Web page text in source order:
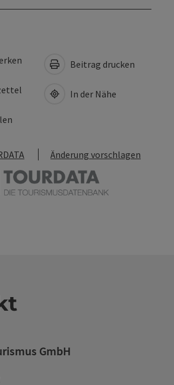
Beitrag drucken
In der Nähe
Änderung vorschlagen
GmbH